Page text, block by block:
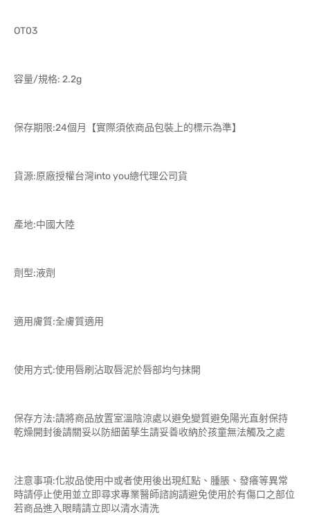
OT03
容量/規格: 2.2g
保存期限:24個月【實際須依商品包裝上的標示為準】
貨源:原廠授權台灣into you總代理公司貨
產地:中國大陸
劑型:液劑
適用膚質:全膚質適用
使用方式:使用唇刷沾取唇泥於唇部均勻抹開
保存方法:請將商品放置室溫陰涼處以避免變質避免陽光直射保持
乾燥開封後請關妥以防細菌孳生請妥善收納於孩童無法觸及之處
注意事項:化妝品使用中或者使用後出現紅點、腫脹、發癢等異常
時請停止使用並立即尋求專業醫師諮詢請避免使用於有傷口之部位
若商品進入眼睛請立即以清水清洗